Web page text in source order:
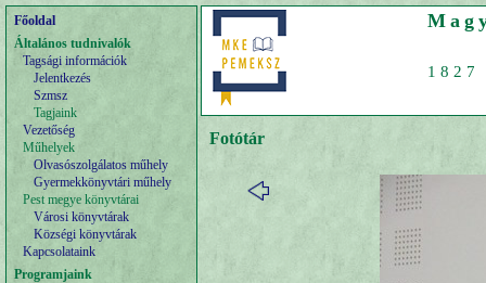
Főoldal
Általános tudnivalók
Tagsági információk
Jelentkezés
Szmsz
Tagjaink
Vezetőség
Műhelyek
Olvasószolgálatos műhely
Gyermekkönyvtári műhely
Pest megye könyvtárai
Városi könyvtárak
Községi könyvtárak
Kapcsolataink
Programjaink
Fotótár